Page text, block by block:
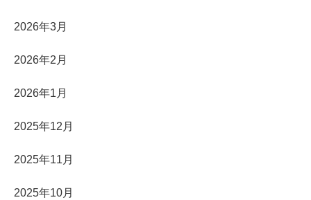
2026年3月
2026年2月
2026年1月
2025年12月
2025年11月
2025年10月